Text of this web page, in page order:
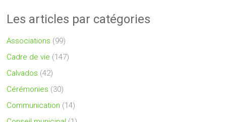
Les articles par catégories
Associations (99)
Cadre de vie (147)
Calvados (42)
Cérémonies (30)
Communication (14)